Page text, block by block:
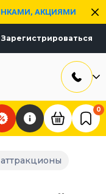
АКЦИЯМИ
0